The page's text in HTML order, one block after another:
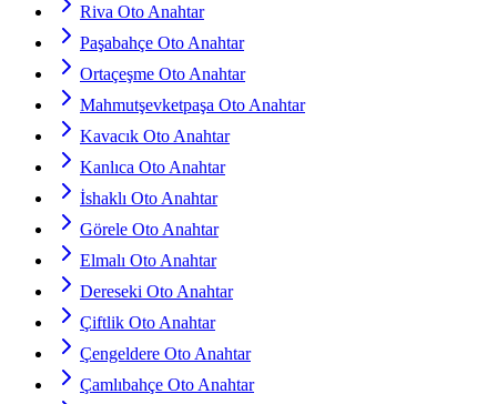
Riva Oto Anahtar
Paşabahçe Oto Anahtar
Ortaçeşme Oto Anahtar
Mahmutşevketpaşa Oto Anahtar
Kavacık Oto Anahtar
Kanlıca Oto Anahtar
İshaklı Oto Anahtar
Görele Oto Anahtar
Elmalı Oto Anahtar
Dereseki Oto Anahtar
Çiftlik Oto Anahtar
Çengeldere Oto Anahtar
Çamlıbahçe Oto Anahtar